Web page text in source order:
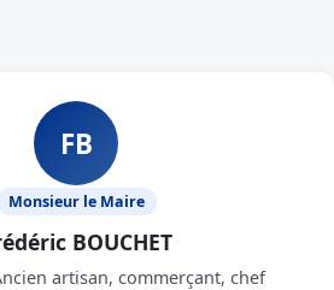
FB
Monsieur le Maire
BOUCHET
artisan, commerçant, chef